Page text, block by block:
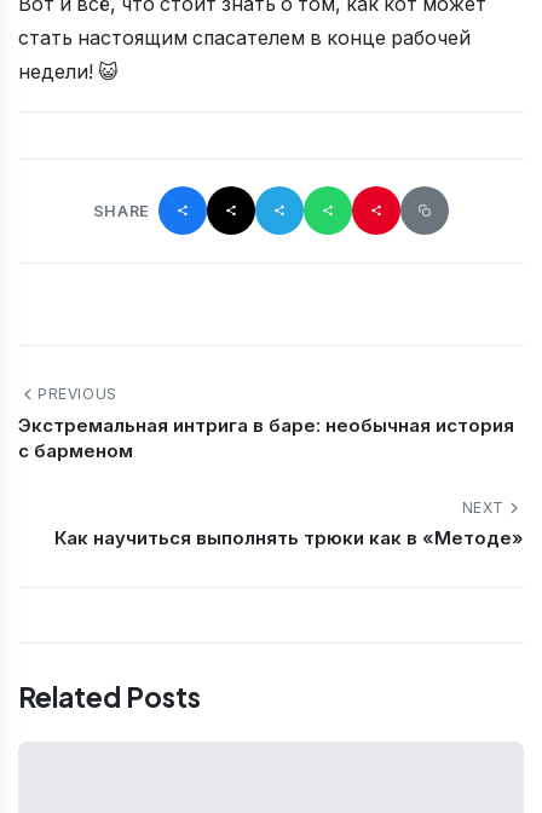
стать настоящим спасателем в конце рабочей
недели! 😺
SHARE
PREVIOUS
Экстремальная интрига в баре: необычная история
с барменом
NEXT
Как научиться выполнять трюки как в «Методе»
Related Posts